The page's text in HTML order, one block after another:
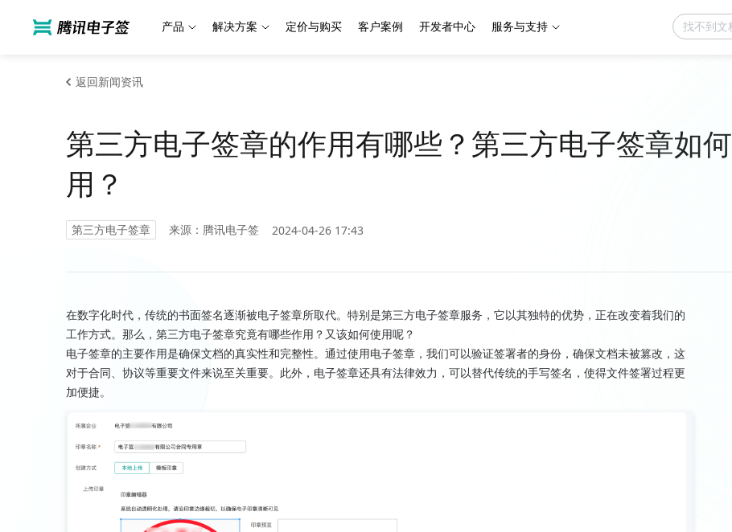
产品 解决方案 定价与购买 客户案例 开发者中心 服务与支持
返回新闻资讯
第三方电子签章的作用有哪些？第三方电子签章如何
用？
第三方电子签章 来源：腾讯电子签 2024-04-26 17:43
在数字化时代，传统的书面签名逐渐被电子签章所取代。特别是第三方电子签章服务，它以其独特的优势，正在改变着我们的
工作方式。那么，第三方电子签章究竟有哪些作用？又该如何使用呢？
电子签章的主要作用是确保文档的真实性和完整性。通过使用电子签章，我们可以验证签署者的身份，确保文档未被篡改，这
对于合同、协议等重要文件来说至关重要。此外，电子签章还具有法律效力，可以替代传统的手写签名，使得文件签署过程更
加便捷。